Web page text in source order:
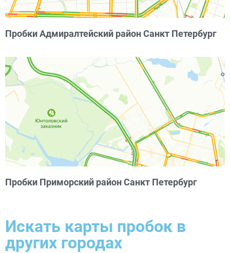
Пробки Адмиралтейский район Санкт Петербург
Пробки Приморский район Санкт Петербург
Искать карты пробок в
других городах